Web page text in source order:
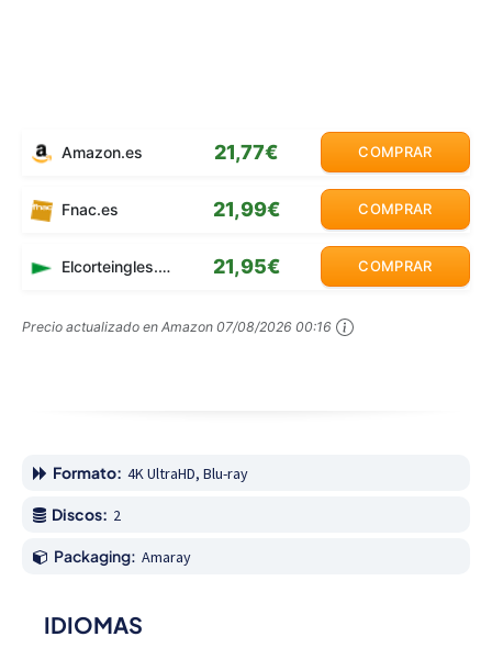
Amazon.es 21,77€ COMPRAR
Fnac.es 21,99€ COMPRAR
Elcorteingles.es 21,95€ COMPRAR
Precio actualizado en Amazon 07/08/2026 00:16
Formato: 4K UltraHD, Blu-ray
Discos: 2
Packaging: Amaray
IDIOMAS